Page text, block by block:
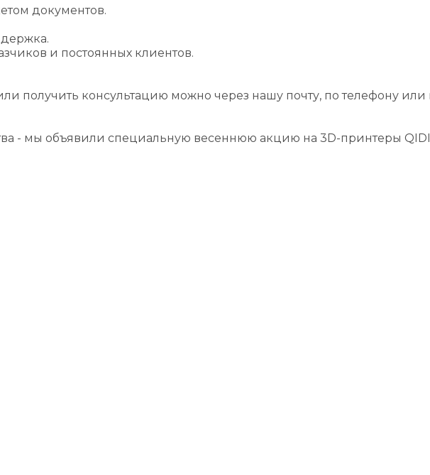
документов.
и постоянных клиентов.
получить консультацию можно через нашу почту, по телефону
- мы объявили специальную весеннюю акцию на 3D-принтеры